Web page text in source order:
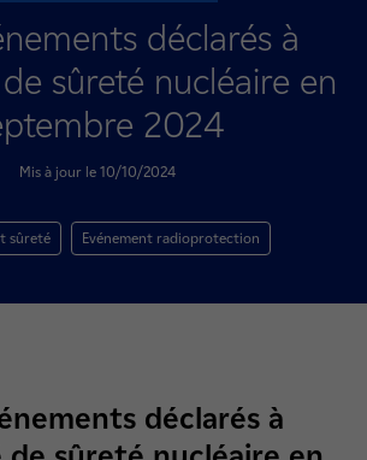
déclarés à
sûreté nucléaire en
2024
Mis à jour le 10/10/2024
sûreté Evénement radioprotection
déclarés à